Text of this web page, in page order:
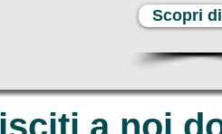
Scopri
a noi